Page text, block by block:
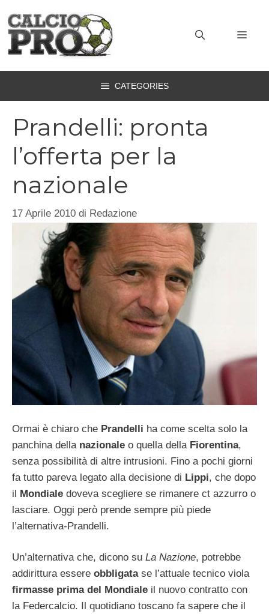
contenuto
CATEGORIES
Prandelli: pronta
l’offerta per la
nazionale
17 Aprile 2010 di Redazione
Ormai è chiaro che Prandelli ha come scelta solo la
panchina della nazionale o quella della Fiorentina,
senza possibilità di altre intrusioni. Fino a pochi giorni
fa tutto pareva legato alla decisione di Lippi, che dopo
il Mondiale doveva scegliere se rimanere ct azzurro o
lasciare. Oggi però prende sempre più piede
l’alternativa-Prandelli.
Un’alternativa che, dicono su La Nazione, potrebbe
addirittura essere obbligata se l’attuale tecnico viola
firmasse prima del Mondiale il nuovo contratto con
la Federcalcio. Il quotidiano toscano fa sapere che il